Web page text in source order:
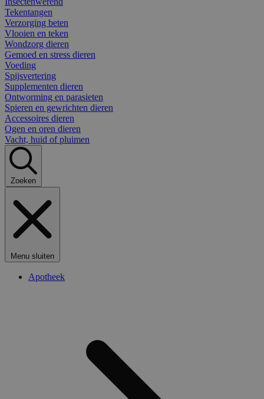
Tekentangen
Verzorging beten
Vlooien en teken
Wondzorg dieren
Gemoed en stress dieren
Voeding
Spijsvertering
Supplementen dieren
Ontworming en parasieten
Spieren en gewrichten dieren
Accessoires dieren
Ogen en oren dieren
Vacht, huid of pluimen
Zoeken
Menu sluiten
Apotheek